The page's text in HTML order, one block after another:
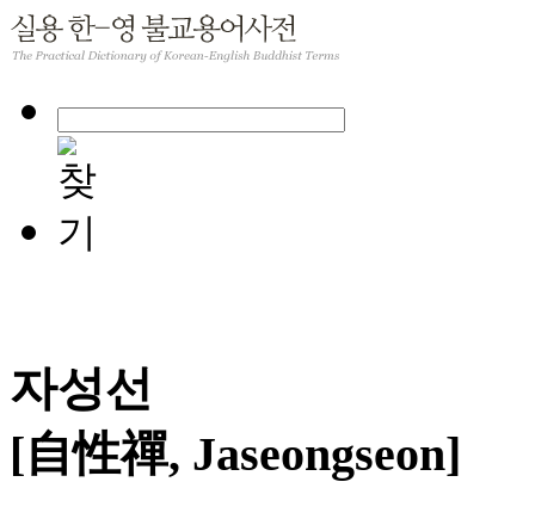
자성선
[自性禪, Jaseongseon]